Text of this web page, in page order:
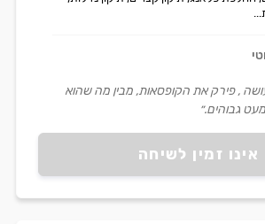
אינו זמין לשיחה
, פירק את הקופסאות, מבין מה שהוא
גבוהים.״